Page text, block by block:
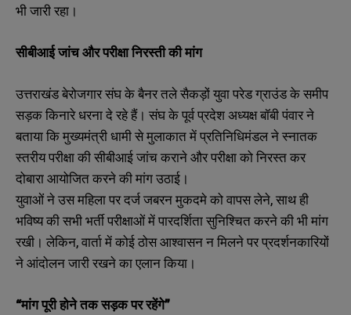
भी जारी रहा।
सीबीआई जांच और परीक्षा निरस्ती की मांग
उत्तराखंड बेरोजगार संघ के बैनर तले सैकड़ों युवा परेड ग्राउंड के समीप
सड़क किनारे धरना दे रहे हैं। संघ के पूर्व प्रदेश अध्यक्ष बॉबी पंवार ने
बताया कि मुख्यमंत्री धामी से मुलाकात में प्रतिनिधिमंडल ने स्नातक
स्तरीय परीक्षा की सीबीआई जांच कराने और परीक्षा को निरस्त कर
दोबारा आयोजित करने की मांग उठाई।
युवाओं ने उस महिला पर दर्ज जबरन मुकदमे को वापस लेने, साथ ही
भविष्य की सभी भर्ती परीक्षाओं में पारदर्शिता सुनिश्चित करने की भी मांग
रखी। लेकिन, वार्ता में कोई ठोस आश्वासन न मिलने पर प्रदर्शनकारियों
ने आंदोलन जारी रखने का एलान किया।
“मांग पूरी होने तक सड़क पर रहेंगे”